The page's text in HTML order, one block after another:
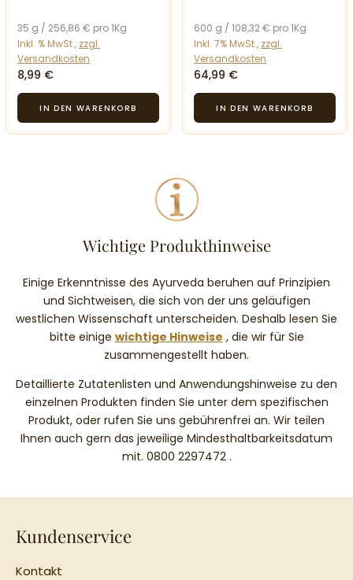
35 g / 256,86 € pro 1Kg
Inkl. % MwSt., zzgl.
Versandkosten
8,99 €
600 g / 108,32 € pro 1Kg
Inkl. 7% MwSt., zzgl.
Versandkosten
64,99 €
Wichtige Produkthinweise
Einige Erkenntnisse des Ayurveda beruhen auf Prinzipien
und Sichtweisen, die sich von der uns geläufigen
westlichen Wissenschaft unterscheiden. Deshalb lesen Sie
bitte einige wichtige Hinweise , die wir für Sie
zusammengestellt haben.
Detaillierte Zutatenlisten und Anwendungshinweise zu den
einzelnen Produkten finden Sie unter dem spezifischen
Produkt, oder rufen Sie uns gebührenfrei an. Wir teilen
Ihnen auch gern das jeweilige Mindesthaltbarkeitsdatum
mit. 0800 2297472 .
Kundenservice
Kontakt